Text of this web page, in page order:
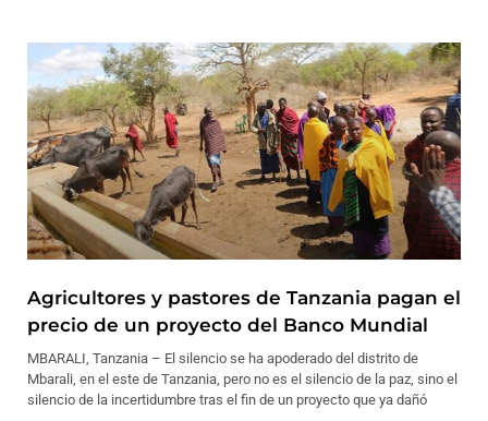
Agricultores y pastores de Tanzania pagan el
precio de un proyecto del Banco Mundial
MBARALI, Tanzania – El silencio se ha apoderado del distrito de
Mbarali, en el este de Tanzania, pero no es el silencio de la paz, sino el
silencio de la incertidumbre tras el fin de un proyecto que ya dañó